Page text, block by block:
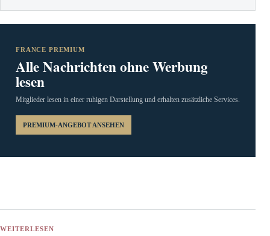
FRANCE PREMIUM
Alle Nachrichten ohne Werbung
lesen
Mitglieder lesen in einer ruhigen Darstellung und erhalten zusätzliche Services.
PREMIUM-ANGEBOT ANSEHEN
WEITERLESEN